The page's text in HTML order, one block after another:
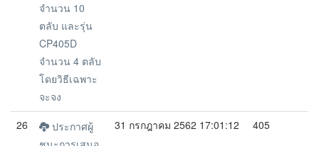
จำนวน 10
ตลับ และรุ่น
CP405D
จำนวน 4 ตลับ
โดยวิธีเฉพาะ
จะจง
26
ประกาศผู้
31 กรกฎาคม 2562 17:01:12 405